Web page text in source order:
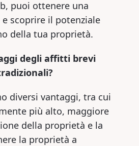
puoi ottenere una
scoprire il potenziale
della tua proprietà.
degli affitti brevi
diversi vantaggi, tra cui
più alto, maggiore
della proprietà e la
la proprietà a